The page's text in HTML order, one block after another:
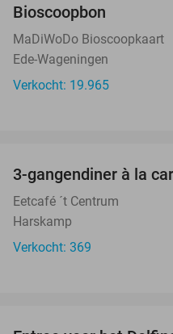
Bioscoopbon
MaDiWoDo Bioscoopkaart
Ede-Wageningen
Verkocht: 19.965
3-gangendiner à la
Eetcafé ´t Centrum
Harskamp
Verkocht: 369